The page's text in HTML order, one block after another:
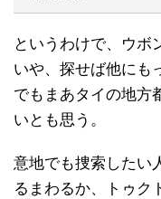
というわけで、ウボ
いや、探せば他にも
でもまあタイの地方
いとも思う。
意地でも捜索したい
るまわるか、トゥク